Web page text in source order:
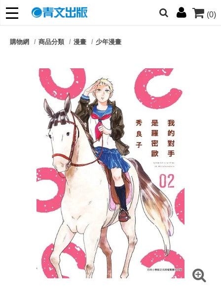
(0)
朋友們，提高警覺！
購物網 商品分類 漫畫 少年漫畫